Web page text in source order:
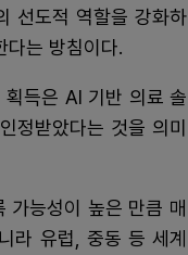
선도적 역할을 강화하
다는 방침이다.
득은 AI 기반 의료 솔
정받았다는 것을 의미
가능성이 높은 만큼 매
라 유럽, 중동 등 세계